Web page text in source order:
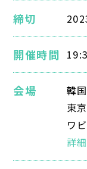
締切
開催時間
会場
韓
東
ワ
詳細